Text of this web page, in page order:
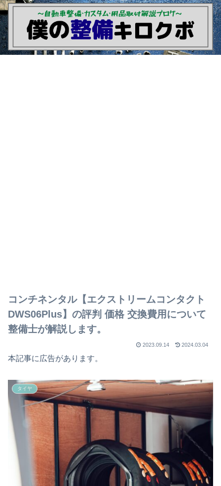
コンチネンタル【エクストリームコンタクト
DWS06Plus】の評判 価格 交換費用について
整備士が解説します。
2023.09.14 2024.03.04
本記事に広告があります。
タイヤ